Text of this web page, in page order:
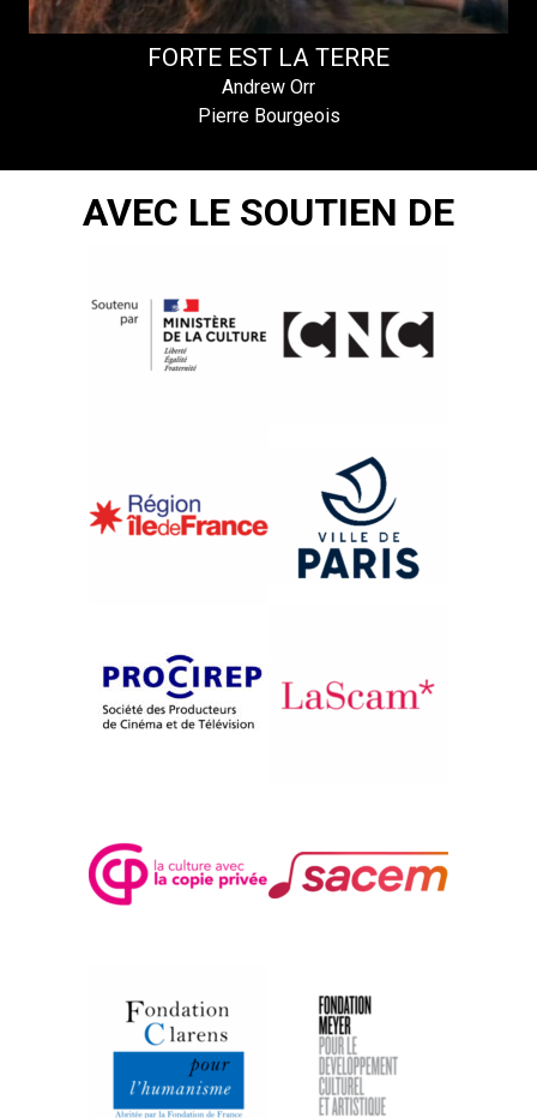
FORTE EST LA TERRE
Andrew Orr
Pierre Bourgeois
AVEC LE SOUTIEN DE